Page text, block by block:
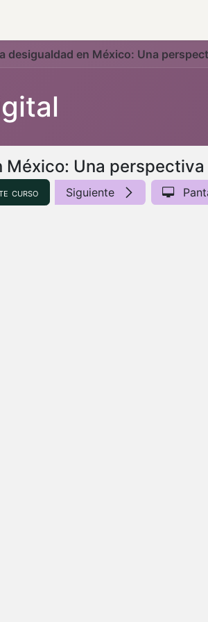
desigualdad en México: Una
México: Una
curso Siguiente